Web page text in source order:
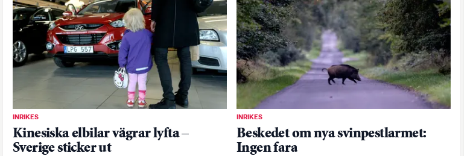
INRIKES
Kinesiska elbilar vägrar lyfta –
Sverige sticker ut
INRIKES
Beskedet om nya svinpestlarmet:
Ingen fara